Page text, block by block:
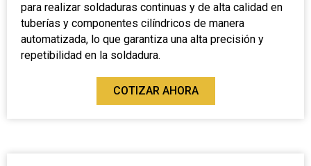
para realizar soldaduras continuas y de alta calidad en
tuberías y componentes cilíndricos de manera
automatizada, lo que garantiza una alta precisión y
repetibilidad en la soldadura.
COTIZAR AHORA